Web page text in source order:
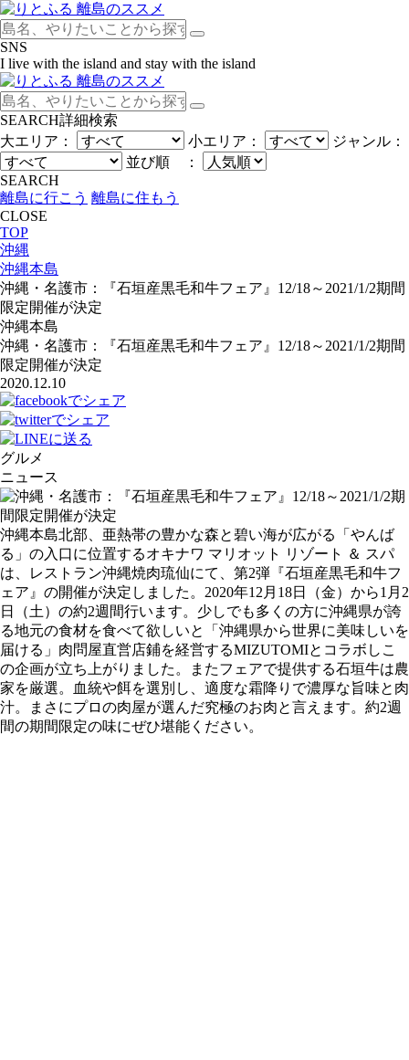
SNS
I live with the island and stay with the island
SEARCH詳細検索
大エリア：
小エリア：
ジャンル：
並び順 ：
SEARCH
離島に行こう 離島に住もう
CLOSE
TOP
沖縄
沖縄本島
沖縄・名護市：『石垣産黒毛和牛フェア』12/18～2021/1/2期間
限定開催が決定
沖縄本島
沖縄・名護市：『石垣産黒毛和牛フェア』12/18～2021/1/2期間
限定開催が決定
2020.12.10
グルメ
ニュース
沖縄本島北部、亜熱帯の豊かな森と碧い海が広がる「やんば
る」の入口に位置するオキナワ マリオット リゾート ＆ スパ
は、レストラン沖縄焼肉琉仙にて、第2弾『石垣産黒毛和牛フ
ェア』の開催が決定しました。2020年12月18日（金）から1月2
日（土）の約2週間行います。少しでも多くの方に沖縄県が誇
る地元の食材を食べて欲しいと「沖縄県から世界に美味しいを
届ける」肉問屋直営店鋪を経営するMIZUTOMIとコラボしこ
の企画が立ち上がりました。またフェアで提供する石垣牛は農
家を厳選。血統や餌を選別し、適度な霜降りで濃厚な旨味と肉
汁。まさにプロの肉屋が選んだ究極のお肉と言えます。約2週
間の期間限定の味にぜひ堪能ください。